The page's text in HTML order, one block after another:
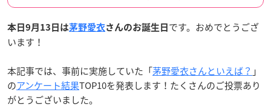
本日9月13日は茅野愛衣 さんのお誕生日 です。おめでとうござ
います！
本記事では、事前に実施していた「茅野愛衣さんといえば？ 」
のアンケート結果TOP10を発表します！たくさんのご投票あり
がとうございました。